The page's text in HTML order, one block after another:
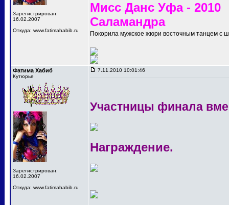
Зарегистрирован:
16.02.2007
Откуда: www.fatimahabib.ru
Мисс Данс Уфа - 2010
Саламандра
Покорила мужское жюри восточным танцем с
Фатима Хабиб
Кутюрье
Зарегистрирован:
16.02.2007
Откуда: www.fatimahabib.ru
7.11.2010 10:01:46
Участницы финала
Награждение.